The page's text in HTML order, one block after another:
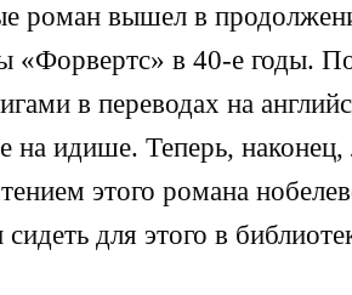
роман вышел в
«Форвертс» в 40-е годы.
в переводах на
на идише. Теперь,
этого романа
для этого в